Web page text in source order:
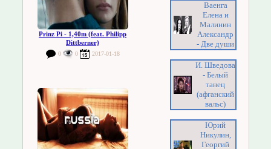
Prinz Pi - 1,40m (feat. Philipp
Dittberner)
0 0 2017-01-18
Ваенга
Елена и
Малинин
Александр
- Две души
И. Шведова
- Белый
танец
(афганский
вальс)
Юрий
Никулин,
Георгий